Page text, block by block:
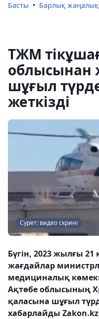
Басты Барлық
ТЖМ
облысынан
шұғыл
жеткізді
Сурет: видео скрині
Бүгін, 2023 жылғы
жағдайлар
медициналық
Ақтөбе облысының
қаласына шұғыл
хабарлайды